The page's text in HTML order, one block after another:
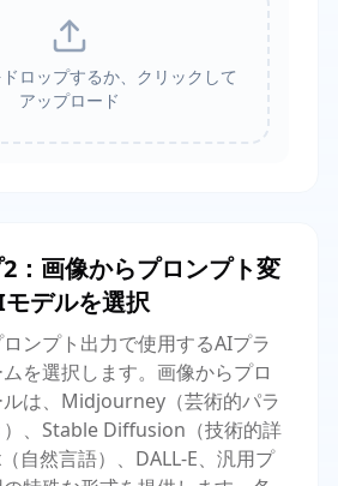
ロップするか、クリックして
アップロード
：画像からプロンプト変
デルを選択
ンプト出力で使用するAIプラ
を選択します。画像からプロ
ルは、Midjourney（芸術的パラ
）、Stable Diffusion（技術的詳
自然言語）、DALL-E、汎用プ